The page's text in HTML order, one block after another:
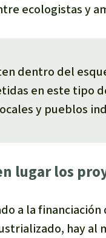
ecologistas y
dentro del
en este tipo
y pueblos
lugar los
a la
hay al